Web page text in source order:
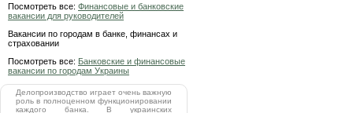
Посмотреть все: Финансовые и банковские
вакансии для руководителей
Вакансии по городам в банке, финансах и
страховании
Посмотреть все: Банковские и финансовые
вакансии по городам Украины
Делопроизводство играет очень важную
роль в полноценном функционировании
каждого банка. В украинских